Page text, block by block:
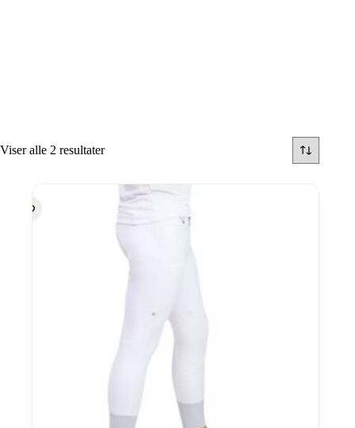
Viser alle 2 resultater